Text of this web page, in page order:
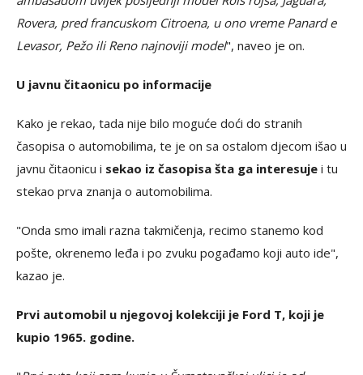
Rovera, pred francuskom Citroena, u ono vreme Panard e
Levasor, Pežo ili Reno najnoviji model", naveo je on.
U javnu čitaonicu po informacije
Kako je rekao, tada nije bilo moguće doći do stranih
časopisa o automobilima, te je on sa ostalom djecom išao u
javnu čitaonicu i sekao iz časopisa šta ga interesuje i tu
stekao prva znanja o automobilima.
"Onda smo imali razna takmičenja, recimo stanemo kod
pošte, okrenemo leđa i po zvuku pogađamo koji auto ide",
kazao je.
Prvi automobil u njegovoj kolekciji je Ford T, koji je
kupio 1965. godine.